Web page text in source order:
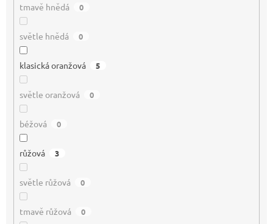
tmavě hnědá 0
světle hnědá 0
klasická oranžová 5
světle oranžová 0
béžová 0
růžová 3
světle růžová 0
tmavě růžová 0